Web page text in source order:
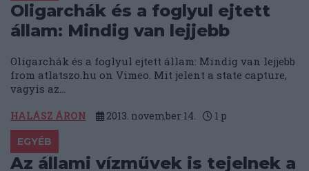
Oligarchák és a foglyul ejtett
állam: Mindig van lejjebb
Oligarchák és a foglyul ejtett állam: Mindig van lejjebb
from atlatszo.hu on Vimeo. Mit jelent a state capture,
vagyis az...
HALÁSZ ÁRON 2013. november 14. 1 p
EGYÉB
Az állami vízművek is tejelnek a